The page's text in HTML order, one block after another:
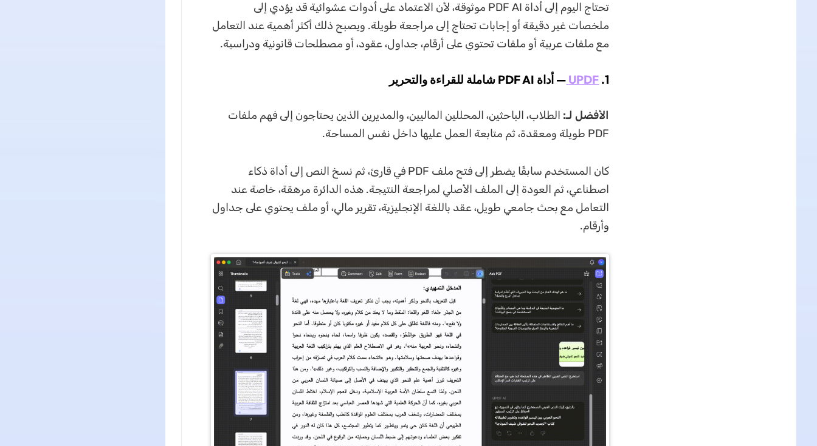
تحتاج اليوم إلى أداة PDF AI موثوقة، لأن الاعتماد على أدوات عشوائية قد يؤدي إلى
ملخصات غير دقيقة أو إجابات تحتاج إلى مراجعة طويلة. ويصبح ذلك أكثر أهمية عند التعامل
مع ملفات عربية أو ملفات تحتوي على أرقام، جداول، عقود، أو مصطلحات قانونية ودراسية.
1.
UPDF — أداة PDF AI شاملة للقراءة والتحرير
الأفضل لـ: الطلاب، الباحثين، المحللين الماليين، والمديرين الذين يحتاجون إلى فهم ملفات
PDF طويلة ومعقدة، ثم متابعة العمل عليها داخل نفس المساحة.
كان المستخدم سابقًا يضطر إلى فتح ملف PDF في قارئ، ثم نسخ النص إلى أداة ذكاء
اصطناعي، ثم العودة إلى الملف الأصلي لمراجعة النتيجة. هذه الدائرة مرهقة، خاصة عند
التعامل مع بحث جامعي طويل، عقد باللغة الإنجليزية، تقرير مالي، أو ملف يحتوي على جداول
وأرقام.